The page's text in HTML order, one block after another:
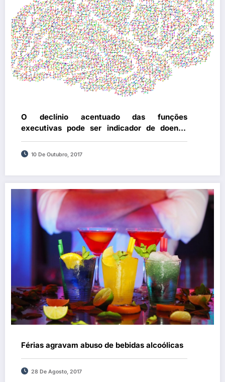
O declínio acentuado das funções
executivas pode ser indicador de doença
psicogeriátrica
10 De Outubro, 2017
Férias agravam abuso de bebidas alcoólicas
28 De Agosto, 2017